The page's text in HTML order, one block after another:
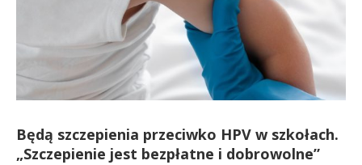
Będą szczepienia przeciwko HPV w szkołach.
„Szczepienie jest bezpłatne i dobrowolne”